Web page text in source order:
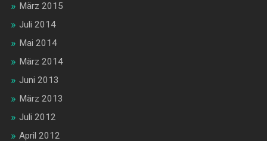
März 2015
Juli 2014
Mai 2014
März 2014
Juni 2013
März 2013
Juli 2012
April 2012